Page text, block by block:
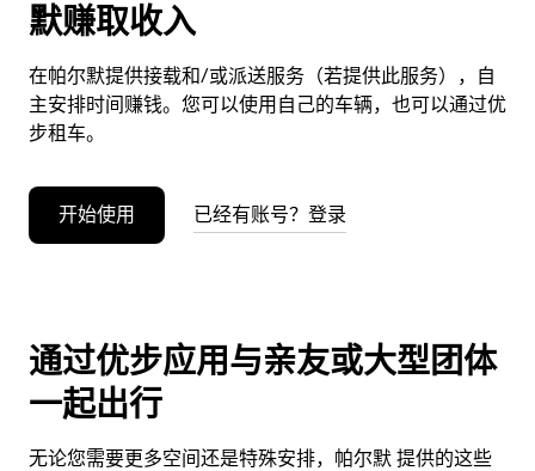
历。
默赚取收入
在帕尔默提供接载和/或派送服务（若提供此服务），自
主安排时间赚钱。您可以使用自己的车辆，也可以通过优
步租车。
开始使用 已经有账号？登录
通过优步应用与亲友或大型团体
一起出行
无论您需要更多空间还是特殊安排，帕尔默 提供的这些